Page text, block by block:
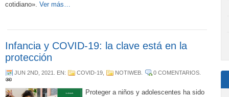
cotidiano». Ver más…
Infancia y COVID-19: la clave está en la
protección
JUN 2ND, 2021 . EN: COVID-19 NOTIWEB 0 COMENTARIOS
Proteger a niños y adolescentes ha sido